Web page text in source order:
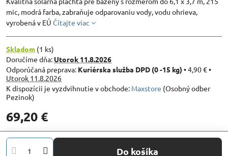
mic, modrá farba, zabraňuje odparovaniu vody, vodu ohrieva,
vyrobená v EÚ Čítajte viac
Skladom (1 ks)
Doručíme dňa: Utorok 11.8.2026
Kuriérska služba DPD (0 -15 kg) •4,90 €•
Utorok 11.8.2026
Maxstore (Osobný odber
Pezinok)
69,20 €
Do košíka